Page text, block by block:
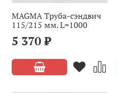
MAGMA Труба-сэндвич
115/215 мм. L=1000
5 370 ₽